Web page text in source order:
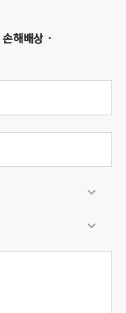
손해배상 ·